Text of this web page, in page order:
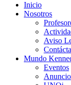
Inicio
Nosotros
Aviso
Mundo
Eventos